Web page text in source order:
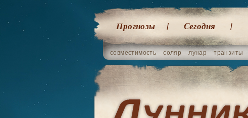
Прогнозы Cегодня
совместимость соляр лунар транзиты